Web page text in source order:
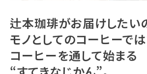
辻本珈琲がお届けしたい
モノとしてのコーヒーでは
コーヒーを通して始まる